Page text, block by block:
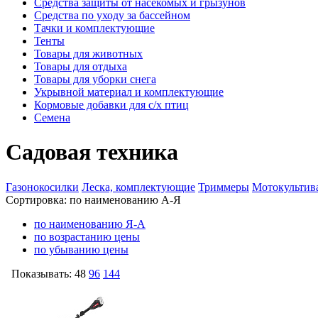
Средства защиты от насекомых и грызунов
Средства по уходу за бассейном
Тачки и комплектующие
Тенты
Товары для животных
Товары для отдыха
Товары для уборки снега
Укрывной материал и комплектующие
Кормовые добавки для с/х птиц
Семена
Садовая техника
Газонокосилки Леска, комплектующие Триммеры
Сортировка: по наименованию А-Я
по наименованию Я-А
по возрастанию цены
по убыванию цены
Показывать: 48 96 144